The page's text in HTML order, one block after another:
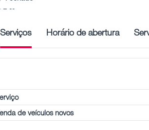
– --
Serviços Horário de abertura
de veículos novos